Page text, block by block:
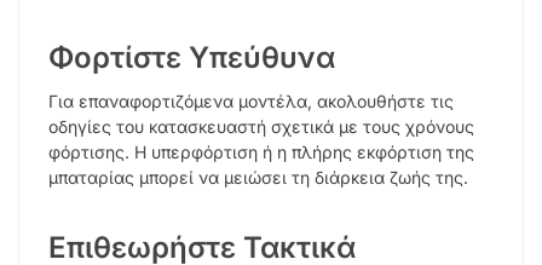
Φορτίστε Υπεύθυνα
Για επαναφορτιζόμενα μοντέλα, ακολουθήστε τις
οδηγίες του κατασκευαστή σχετικά με τους χρόνους
φόρτισης. Η υπερφόρτιση ή η πλήρης εκφόρτιση της
μπαταρίας μπορεί να μειώσει τη διάρκεια ζωής της.
Επιθεωρήστε Τακτικά